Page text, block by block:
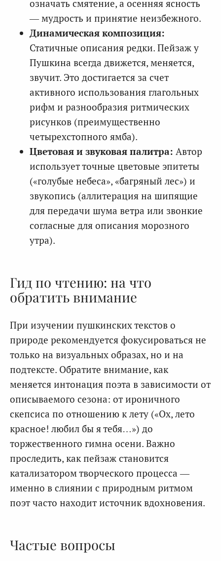
означать смятение, а осенняя ясность
— мудрость и принятие неизбежного.
Динамическая композиция:
Статичные описания редки. Пейзаж у
Пушкина всегда движется, меняется,
звучит. Это достигается за счет
активного использования глагольных
рифм и разнообразия ритмических
рисунков (преимущественно
четырехстопного ямба).
Цветовая и звуковая палитра: Автор
использует точные цветовые эпитеты
(«голубые небеса», «багряный лес») и
звукопись (аллитерация на шипящие
для передачи шума ветра или звонкие
согласные для описания морозного
утра).
Гид по чтению: на что
обратить внимание
При изучении пушкинских текстов о
природе рекомендуется фокусироваться не
только на визуальных образах, но и на
подтексте. Обратите внимание, как
меняется интонация поэта в зависимости от
описываемого сезона: от ироничного
скепсиса по отношению к лету («Ох, лето
красное! любил бы я тебя…») до
торжественного гимна осени. Важно
проследить, как пейзаж становится
катализатором творческого процесса —
именно в слиянии с природным ритмом
поэт часто находит источник вдохновения.
Частые вопросы